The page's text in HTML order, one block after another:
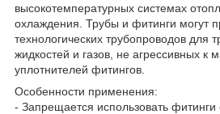
высокотемпературных системах
охлаждения. Трубы и фитинги могут
технологических трубопроводов для
жидкостей и газов, не агрессивных к
уплотнителей фитингов.
Особенности применения:
- Запрещается использовать фитинги